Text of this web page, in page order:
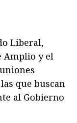
Liberal,
Amplio y el
que buscan
al Gobierno